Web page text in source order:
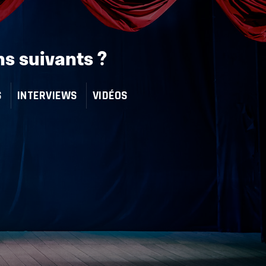
suivants ?
INTERVIEWS VIDÉOS